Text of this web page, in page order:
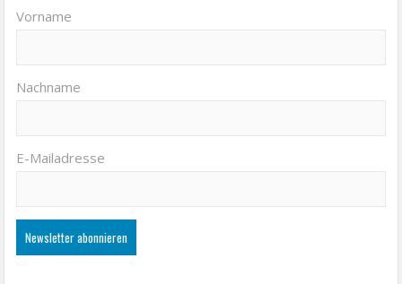
Vorname
Nachname
E-Mailadresse